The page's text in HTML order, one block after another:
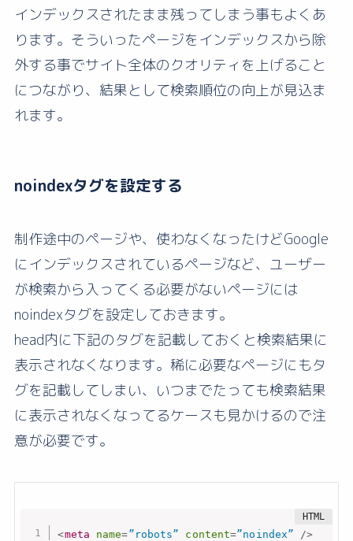
インデックスされたまま残ってしまう事もよくあ
ります。そういったページをインデックスから除
外する事でサイト全体のクオリティを上げること
につながり、結果として検索順位の向上が見込ま
れます。
noindexタグを設定する
制作途中のページや、使わなくなったけどGoogle
にインデックスされているページなど、ユーザー
が検索から入ってくる必要がないページには
noindexタグを設定しておきます。
head内に下記のタグを記載しておくと検索結果に
表示されなくなります。稀に必要なページにもタ
グを記載してしまい、いつまでたっても検索結果
に表示されなくなってるケースも見かけるので注
意が必要です。
<meta name=”robots” content=”noindex” />